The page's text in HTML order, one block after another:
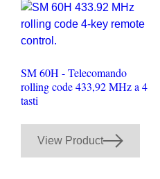
SM 60H - Telecomando
rolling code 433,92 MHz a 4
tasti
View Product